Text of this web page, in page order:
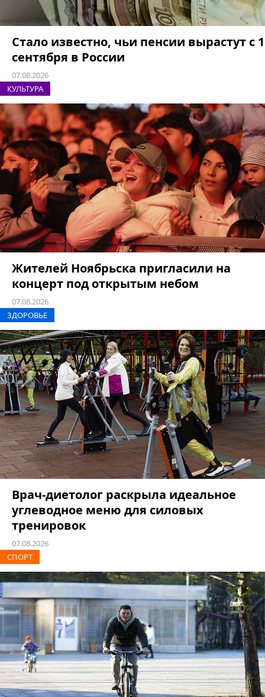
Стало известно, чьи пенсии вырастут с 1
сентября в России
07.08.2026
КУЛЬТУРА
Жителей Ноябрьска пригласили на
концерт под открытым небом
07.08.2026
ЗДОРОВЬЕ
Врач-диетолог раскрыла идеальное
углеводное меню для силовых
тренировок
07.08.2026
СПОРТ